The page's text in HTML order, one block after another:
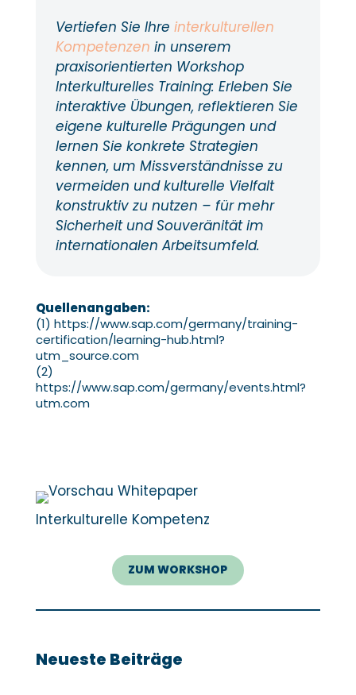
Interkulturelle Kompetenz
ZUM WORKSHOP
Neueste Beiträge
Vertiefen Sie Ihreinterkulturellen
Kompetenzen in unserem
praxisorientierten Workshop
Interkulturelles Training: Erleben Sie
interaktive Übungen, reflektieren Sie
eigene kulturelle Prägungen und
lernen Sie konkrete Strategien
kennen, um Missverständnisse zu
vermeiden und kulturelle Vielfalt
konstruktiv zu nutzen – für mehr
Sicherheit und Souveränität im
internationalen Arbeitsumfeld.
Quellenangaben:
(1) https://www.sap.com/germany/training-
certification/learning-hub.html?
utm_source.com
(2)
https://www.sap.com/germany/events.html?
utm.com